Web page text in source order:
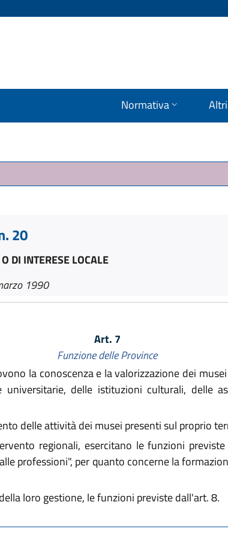
Normativa
20
DI INTERESE LOCALE
1990
Art. 7
Funzione delle Province
la conoscenza e la valorizzazione dei
universitarie, delle istituzioni culturali, delle
delle attività dei musei presenti sul proprio
regionali, esercitano le funzioni
professioni", per quanto concerne la
loro gestione, le funzioni previste dall'art. 8.